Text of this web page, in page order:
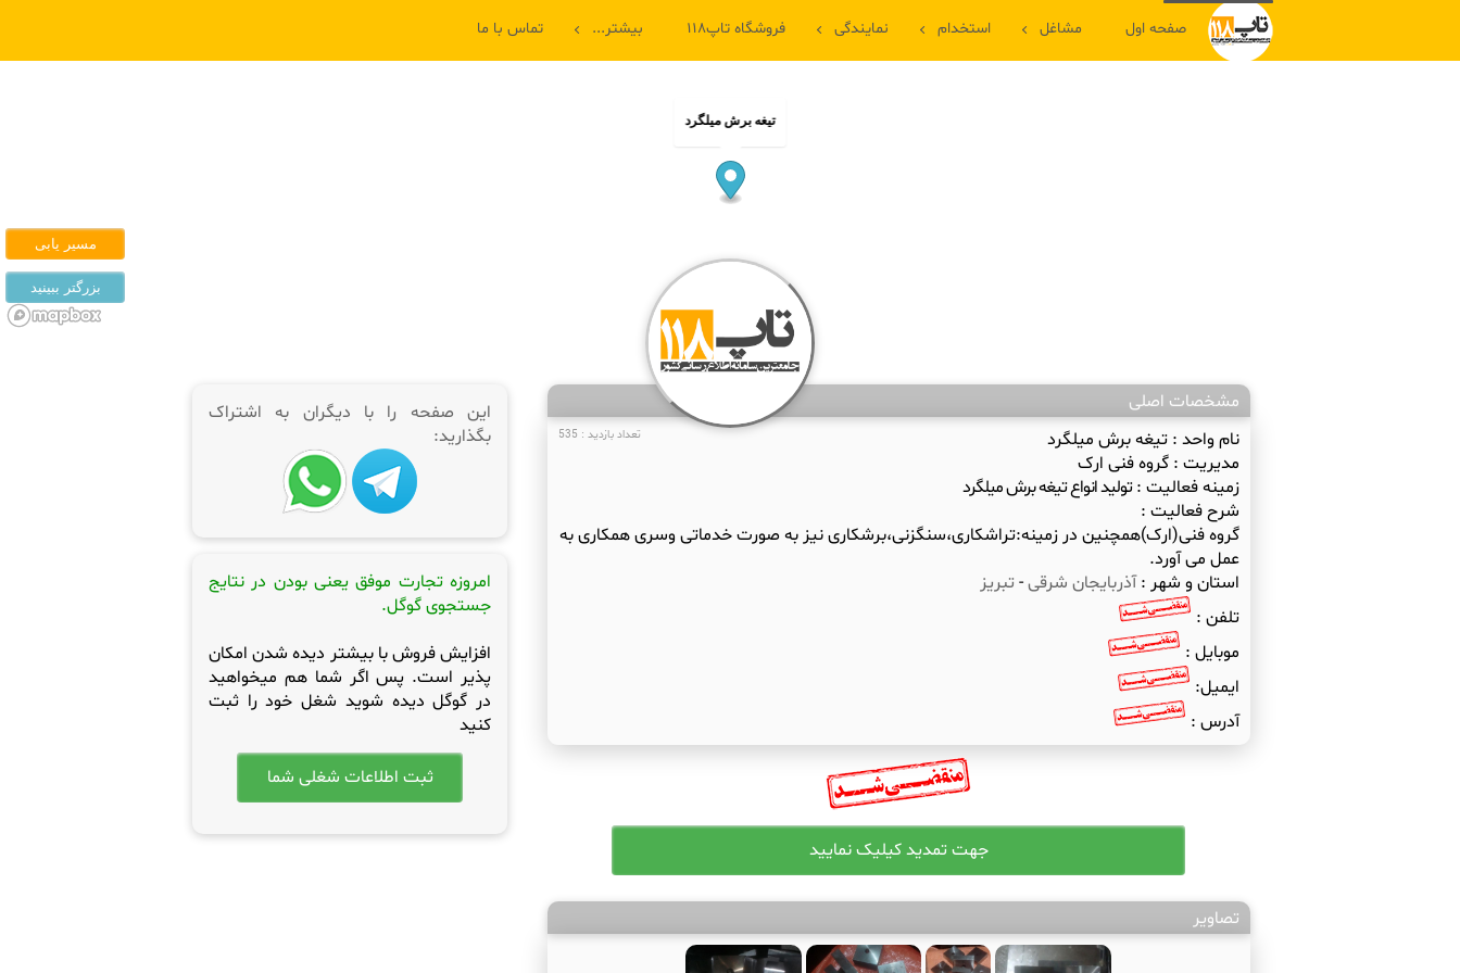
صفحه اول مشاغل استخدام نمایندگی فروشگاه تاپ۱۱۸ بیشتر... تماس با ما
تیغه برش میلگرد
مشخصات اصلی
تعداد بازدید : 535 نام واحد :تیغه برش میلگرد
مدیریت :گروه فنی ارک
زمینه فعالیت :تولید انواع تیغه برش میلگرد
شرح فعالیت :
گروه فنی(ارک)همچنین در زمینه:تراشکاری،سنگزنی،برشکاری نیز به صورت خدماتی وسری همکاری به
عمل می آورد.
استان و شهر :آذربایجان شرقی- تبریز
تلفن :
موبایل :
ایمیل:
آدرس :
تصاویر
این صفحه را با دیگران به اشتراک
بگذارید:
امروزه تجارت موفق یعنی بودن در نتایج
جستجوی گوگل.
افزایش فروش با بیشتر دیده شدن امکان
پذیر است. پس اگر شما هم میخواهید
در گوگل دیده شوید شغل خود را ثبت
کنید